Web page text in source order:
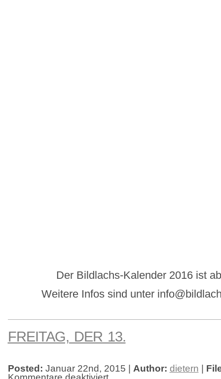
Der Bildlachs-Kalender 2016 ist
Weitere Infos sind unter
FREITAG, DER 13.
Posted: Januar 22nd, 2015 | Author: dietern
für